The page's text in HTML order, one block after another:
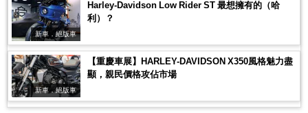
新車．絕版車
Harley-Davidson Low Rider ST 最想擁有的（哈
利）？
新車．絕版車
【重慶車展】HARLEY-DAVIDSON X350風格魅力盡
顯，親民價格攻佔市場